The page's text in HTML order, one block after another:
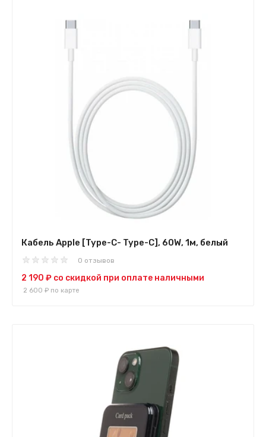
Кабель Apple [Type-С- Type-С], 60W, 1м, белый
0 отзывов
2 190 ₽ со скидкой при оплате наличными
2 600 ₽ по карте